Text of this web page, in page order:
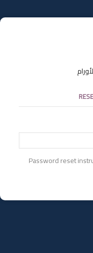
Password reset